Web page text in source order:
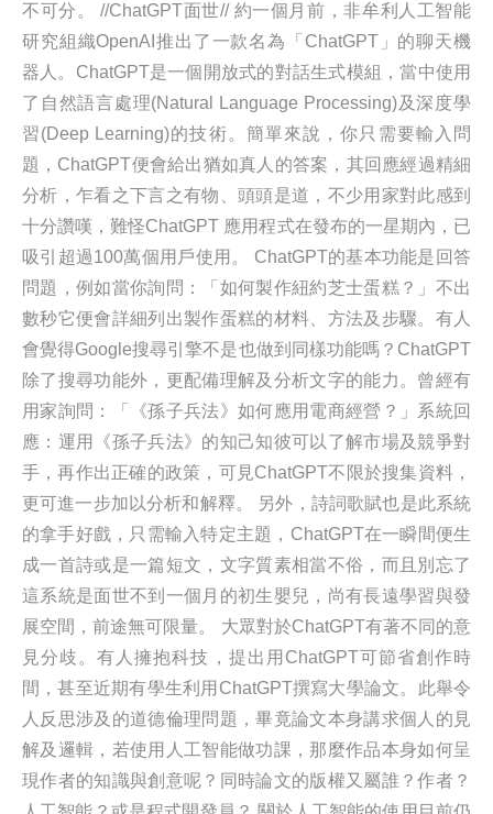
不可分。 //ChatGPT面世// 約一個月前，非牟利人工智能
研究組織OpenAI推出了一款名為「ChatGPT」的聊天機
器人。ChatGPT是一個開放式的對話生式模組，當中使用
了自然語言處理(Natural Language Processing)及深度學
習(Deep Learning)的技術。簡單來說，你只需要輸入問
題，ChatGPT便會給出猶如真人的答案，其回應經過精細
分析，乍看之下言之有物、頭頭是道，不少用家對此感到
十分讚嘆，難怪ChatGPT 應用程式在發布的一星期內，已
吸引超過100萬個用戶使用。 ChatGPT的基本功能是回答
問題，例如當你詢問：「如何製作紐約芝士蛋糕？」不出
數秒它便會詳細列出製作蛋糕的材料、方法及步驟。有人
會覺得Google搜尋引擎不是也做到同樣功能嗎？ChatGPT
除了搜尋功能外，更配備理解及分析文字的能力。曾經有
用家詢問：「《孫子兵法》如何應用電商經營？」系統回
應：運用《孫子兵法》的知己知彼可以了解市場及競爭對
手，再作出正確的政策，可見ChatGPT不限於搜集資料，
更可進一步加以分析和解釋。 另外，詩詞歌賦也是此系統
的拿手好戲，只需輸入特定主題，ChatGPT在一瞬間便生
成一首詩或是一篇短文，文字質素相當不俗，而且別忘了
這系統是面世不到一個月的初生嬰兒，尚有長遠學習與發
展空間，前途無可限量。 大眾對於ChatGPT有著不同的意
見分歧。有人擁抱科技，提出用ChatGPT可節省創作時
間，甚至近期有學生利用ChatGPT撰寫大學論文。此舉令
人反思涉及的道德倫理問題，畢竟論文本身講求個人的見
解及邏輯，若使用人工智能做功課，那麼作品本身如何呈
現作者的知識與創意呢？同時論文的版權又屬誰？作者？